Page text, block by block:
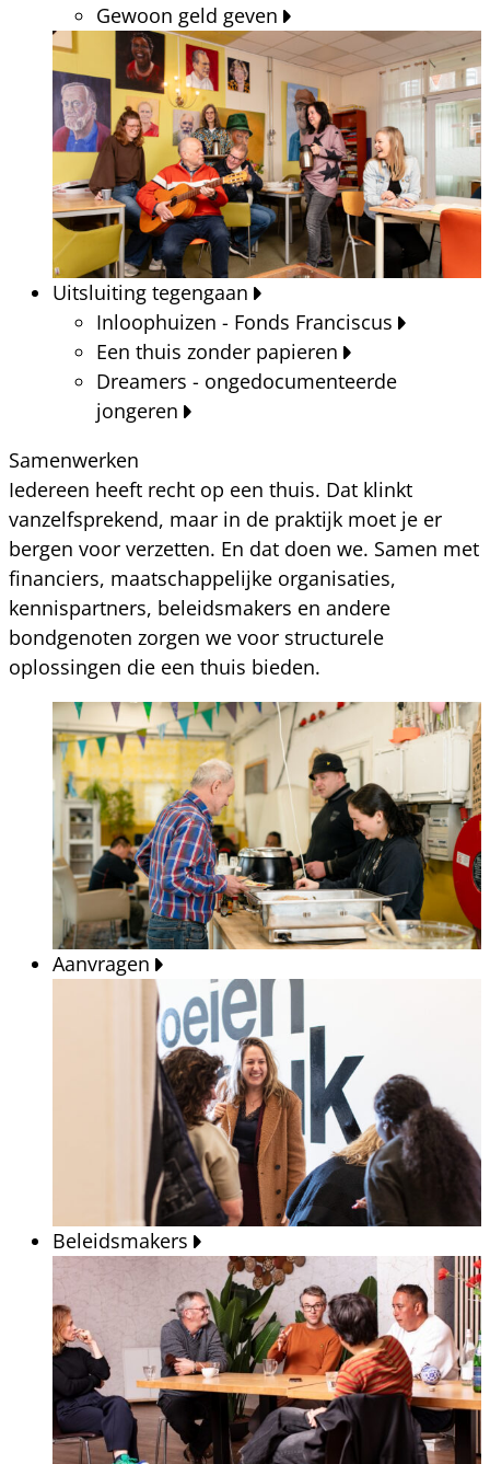
Gewoon geld geven
Uitsluiting tegengaan
Inloophuizen - Fonds Franciscus
Een thuis zonder papieren
Dreamers - ongedocumenteerde
jongeren
Samenwerken
Iedereen heeft recht op een thuis. Dat klinkt
vanzelfsprekend, maar in de praktijk moet je er
bergen voor verzetten. En dat doen we. Samen met
financiers, maatschappelijke organisaties,
kennispartners, beleidsmakers en andere
bondgenoten zorgen we voor structurele
oplossingen die een thuis bieden.
Aanvragen
Beleidsmakers